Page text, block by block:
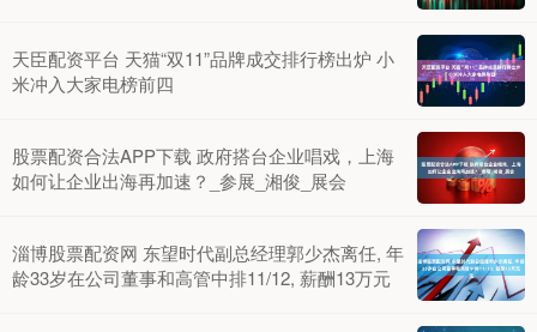
天臣配资平台 天猫“双11”品牌成交排行榜出炉 小
米冲入大家电榜前四
股票配资合法APP下载 政府搭台企业唱戏，上海
如何让企业出海再加速？_参展_湘俊_展会
淄博股票配资网 东望时代副总经理郭少杰离任, 年
龄33岁在公司董事和高管中排11/12, 薪酬13万元